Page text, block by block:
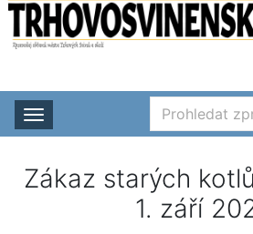
Rozbalit nabídku
Zákaz starých
1. září